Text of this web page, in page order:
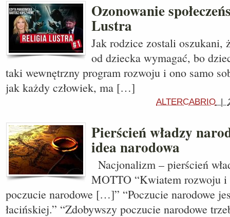
Ozonowanie
Lustra
Jak rodzice zostali oszukani,
od dziecka wymagać, bo
taki wewnętrzny program rozwoju i ono samo
jak każdy człowiek, ma […]
ALTERCABRIO |
Pierścień władzy
idea narodowa
Nacjonalizm – pierścień
MOTTO “Kwiatem rozwoju i
poczucie narodowe […]” “Poczucie narodowe
łacińskiej.” “Zdobywszy poczucie narodowe